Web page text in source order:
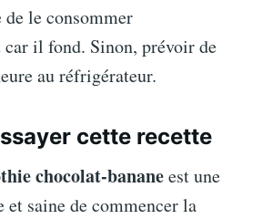
le consommer
il fond. Sinon, prévoir de
au réfrigérateur.
cette recette
chocolat-bananeest une
et saine de commencer la